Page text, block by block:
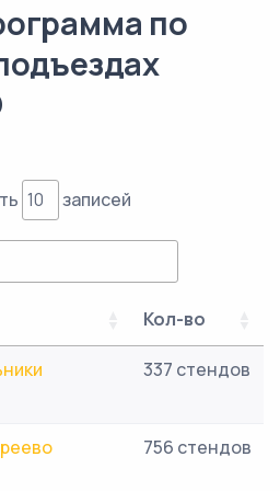
по
записей
Кол-во
337 стендов
756 стендов